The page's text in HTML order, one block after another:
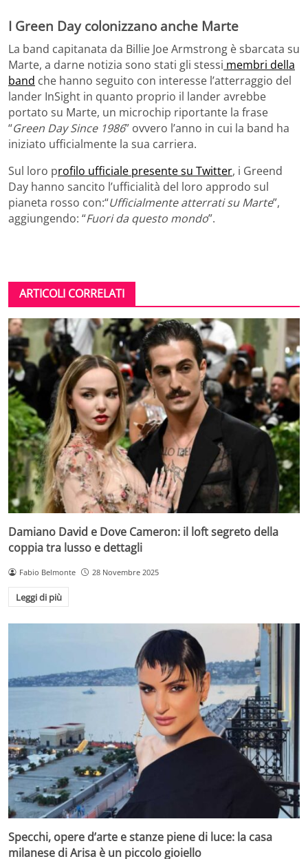
I Green Day colonizzano anche Marte
La band capitanata da Billie Joe Armstrong è sbarcata su
Marte, a darne notizia sono stati gli stessi membri della
band che hanno seguito con interesse l’atterraggio del
lander InSight in quanto proprio il lander avrebbe
portato su Marte, un microchip riportante la frase
“Green Day Since 1986” ovvero l’anno in cui la band ha
iniziato ufficialmente la sua carriera.
Sul loro profilo ufficiale presente su Twitter, i Greend
Day hanno sancito l’ufficialità del loro approdo sul
pianeta rosso con:“Ufficialmente atterrati su Marte”,
aggiungendo: “Fuori da questo mondo”.
ARTICOLI CORRELATI
Damiano David e Dove Cameron: il loft segreto della
coppia tra lusso e dettagli
Fabio Belmonte 28 Novembre 2025
Leggi di più
Specchi, opere d’arte e stanze piene di luce: la casa
milanese di Arisa è un piccolo gioiello